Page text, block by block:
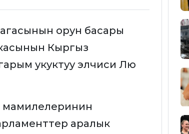
орун басары
Кыргыз
укуктуу элчиси Лю
мамилелеринин
аралык